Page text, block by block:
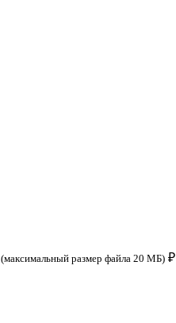
(максимальный размер файла 20 МБ) ₽